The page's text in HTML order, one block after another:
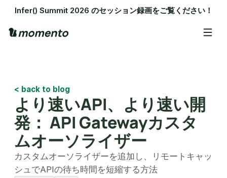
Infer() Summit 2026 のセッション録画をご覧ください！
< back to blog
より速いAPI、より速い開
発： API Gatewayカスタ
ムオーソライザー
カスタムオーソライザーを追加し、リモートキャッ
シュでAPIの待ち時間を短縮する方法